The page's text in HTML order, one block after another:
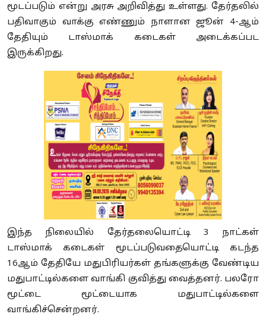
மூடப்படும் என்று அரசு அறிவித்து உள்ளது. தேர்தலில்
பதிவாகும் வாக்கு எண்ணும் நாளான ஜூன் 4-ஆம்
தேதியும் டாஸ்மாக் கடைகள் அடைக்கப்பட
இருக்கிறது.
இந்த நிலையில் தேர்தலையொட்டி 3 நாட்கள்
டாஸ்மாக் கடைகள் மூடப்படுவதையொட்டி கடந்த
16ஆம் தேதியே மதுபிரியர்கள் தங்களுக்கு வேண்டிய
மதுபாட்டில்களை வாங்கி குவித்து வைத்தனர். பலரோ
மூட்டை மூட்டையாக மதுபாட்டில்களை
வாங்கிச்சென்றனர்.